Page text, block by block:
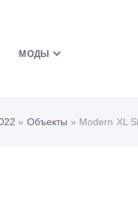
МОДЫ
» Объекты » Modern XL